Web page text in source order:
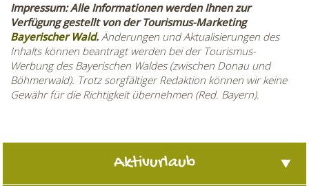
Impressum: Alle Informationen werden Ihnen zur
Verfügung gestellt von der Tourismus-Marketing
Bayerischer Wald. Änderungen und Aktualisierungen des
Inhalts können beantragt werden bei der Tourismus-
Werbung des Bayerischen Waldes (zwischen Donau und
Böhmerwald). Trotz sorgfältiger Redaktion können wir keine
Gewähr für die Richtigkeit übernehmen (Red. Bayern).
Aktivurlaub